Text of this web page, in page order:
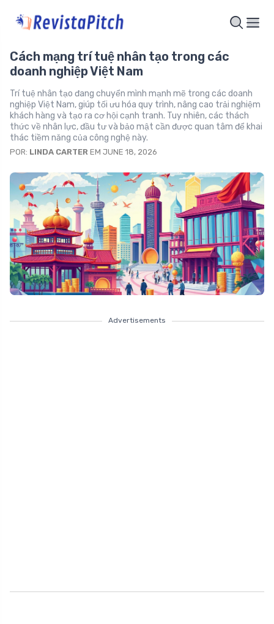
Cách mạng trí tuệ nhân tạo trong các
doanh nghiệp Việt Nam
Trí tuệ nhân tạo đang chuyển mình mạnh mẽ trong các doanh
nghiệp Việt Nam, giúp tối ưu hóa quy trình, nâng cao trải nghiệm
khách hàng và tạo ra cơ hội cạnh tranh. Tuy nhiên, các thách
thức về nhân lực, đầu tư và bảo mật cần được quan tâm để khai
thác tiềm năng của công nghệ này.
POR: LINDA CARTER EM JUNE 18, 2026
Advertisements